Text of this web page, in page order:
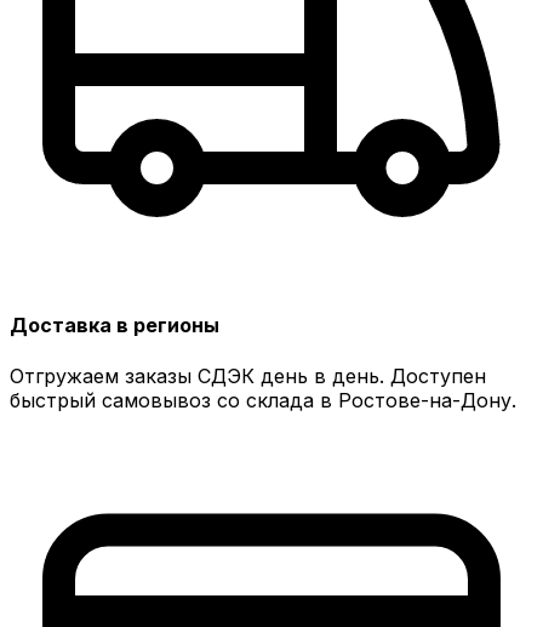
Доставка в регионы
Отгружаем заказы СДЭК день в день. Доступен
быстрый самовывоз со склада в Ростове-на-Дону.